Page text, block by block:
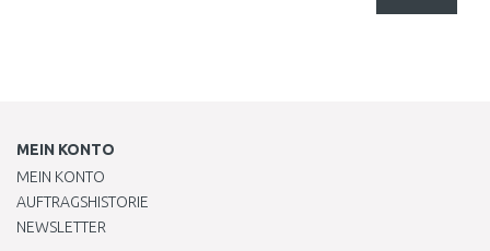
MEIN KONTO
MEIN KONTO
AUFTRAGSHISTORIE
NEWSLETTER